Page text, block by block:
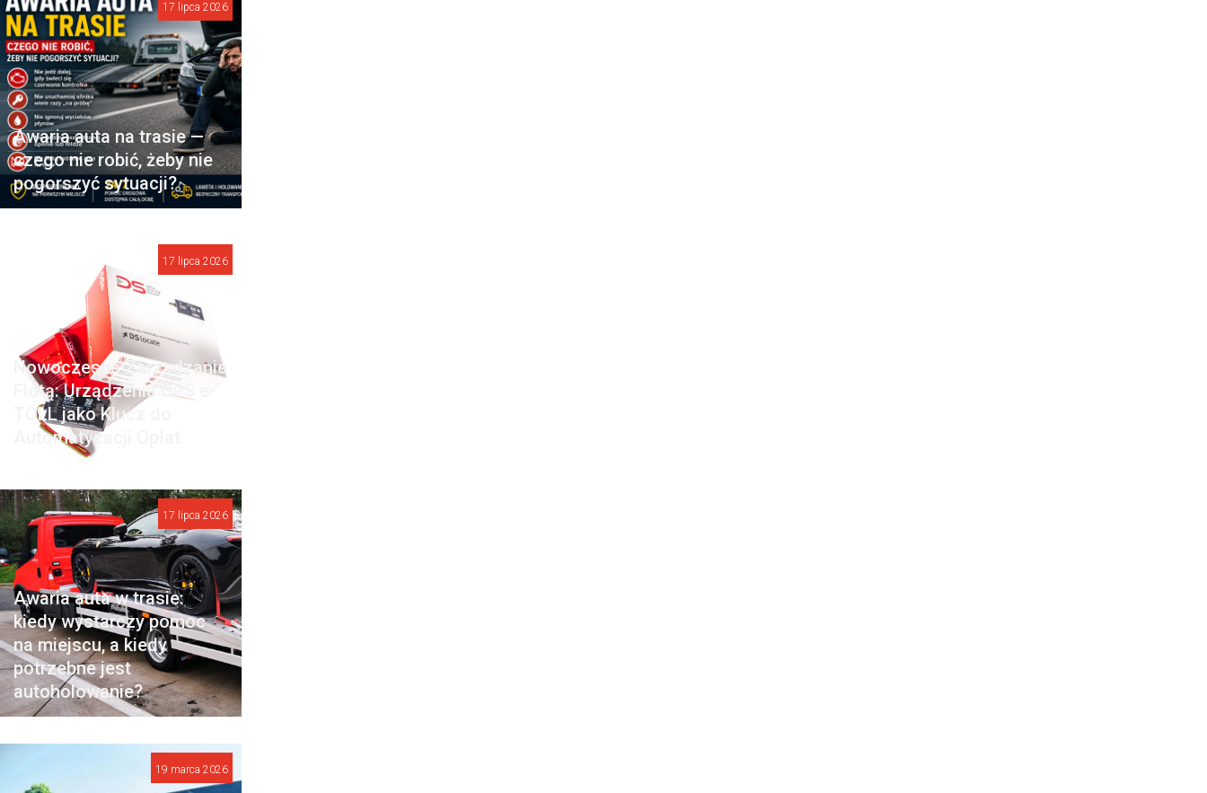
Awaria auta na trasie —
czego nie robić, żeby nie
pogorszyć sytuacji?
17 lipca 2026
Nowoczesne Zarządzanie
Flotą: Urządzenia GPS e-
TOLL jako Klucz do
Automatyzacji Opłat
17 lipca 2026
Awaria auta w trasie:
kiedy wystarczy pomoc
na miejscu, a kiedy
potrzebne jest
autoholowanie?
17 lipca 2026
19 marca 2026